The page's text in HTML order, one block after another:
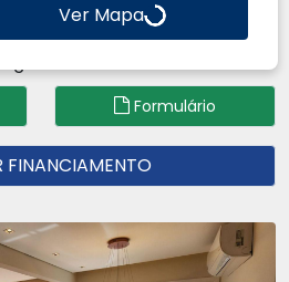
| APARTAMENTO | GRAVATAÍ |
CENTRO
Formulário
FINANCIAMENTO
Ver Mapa